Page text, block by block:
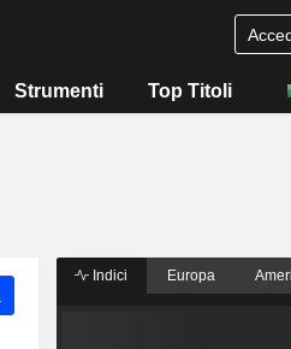
Strumenti Top Titoli
Indici Europa